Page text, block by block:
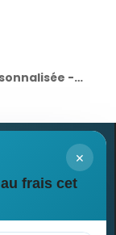
Peluche Éléphant en polyester Personnalisée - Madeline, Idée Cadeau Unique
×
frais cet
offres spéciales